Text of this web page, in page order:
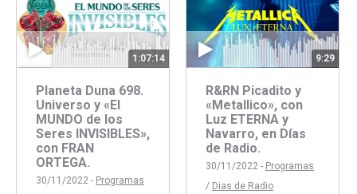
1:07:14
Planeta Duna 698.
Universo y «El
MUNDO de los
Seres INVISIBLES»,
con FRAN
ORTEGA.
30/11/2022 - Programas
9:29
R&RN Picadito y
«Metallico», con
Luz ETERNA y
Navarro, en Días
de Radio.
30/11/2022 - Programas
/ Dias de Radio